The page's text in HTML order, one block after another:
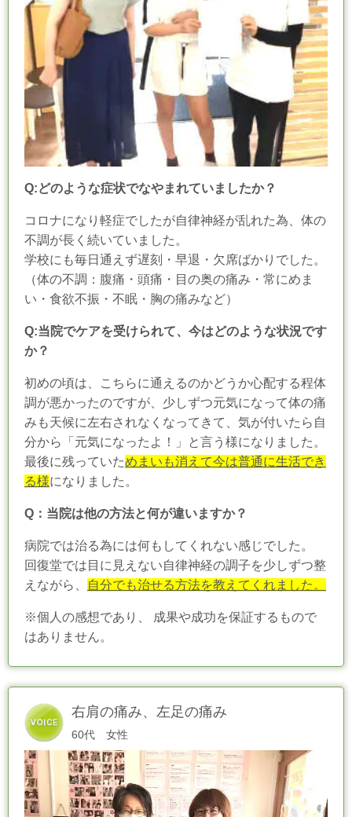
Q:どのような症状でなやまれていましたか？
コロナになり軽症でしたが自律神経が乱れた為、体の
不調が長く続いていました。
学校にも毎日通えず遅刻・早退・欠席ばかりでした。
（体の不調：腹痛・頭痛・目の奥の痛み・常にめま
い・食欲不振・不眠・胸の痛みなど）
Q:当院でケアを受けられて、今はどのような状況です
か？
初めの頃は、こちらに通えるのかどうか心配する程体
調が悪かったのですが、少しずつ元気になって体の痛
みも天候に左右されなくなってきて、気が付いたら自
分から「元気になったよ！」と言う様になりました。
最後に残っていためまいも消えて今は普通に生活でき
る様になりました。
Q：当院は他の方法と何が違いますか？
病院では治る為には何もしてくれない感じでした。
回復堂では目に見えない自律神経の調子を少しずつ整
えながら、
自分でも治せる方法を教えてくれました。
※個人の感想であり、 成果や成功を保証するもので
はありません。
右肩の痛み、左足の痛み
60代 女性